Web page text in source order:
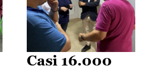
Casi 16.000